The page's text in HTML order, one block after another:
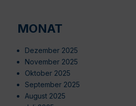
MONAT
Dezember 2025
November 2025
Oktober 2025
September 2025
August 2025